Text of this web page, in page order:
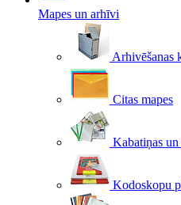
Mapes un arhīvi
Arhivēšanas
Citas mapes
Kabatiņas
Kodoskopu